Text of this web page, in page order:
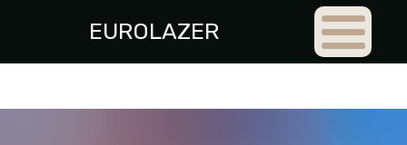
EUROLAZER